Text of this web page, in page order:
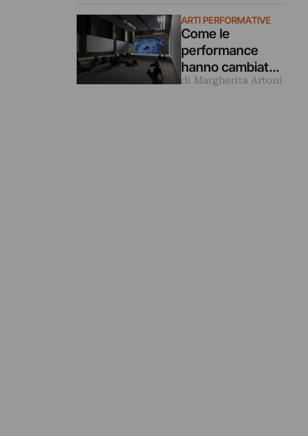
Giovagnoli
ARTI PERFORMATIVE
Come le
performance
hanno cambiato il
modo di fare le
di Margherita Artoni